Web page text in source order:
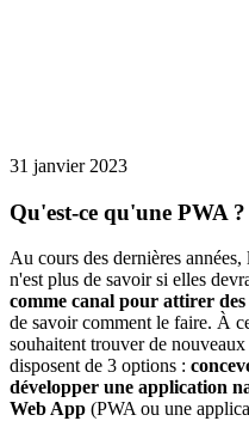
31 janvier 2023
Qu'est-ce qu'une PWA ?
Au cours des dernières
n'est plus de savoir si elles
comme canal pour attirer des
de savoir comment le faire. À
souhaitent trouver de
disposent de 3 options :
développer une application
Web App (PWA ou une